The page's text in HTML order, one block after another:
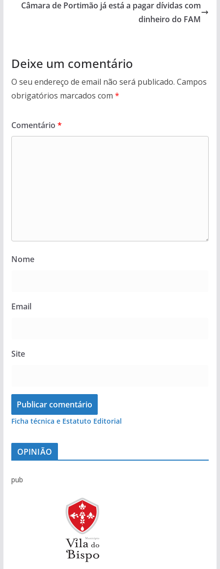
Câmara de Portimão já está a pagar dívidas com
dinheiro do FAM
Deixe um comentário
O seu endereço de email não será publicado. Campos
obrigatórios marcados com *
Comentário *
Nome
Email
Site
Ficha técnica e Estatuto Editorial
OPINIÃO
pub